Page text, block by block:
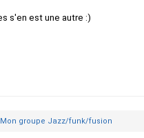
s'en est une autre :)
groupe Jazz/funk/fusion